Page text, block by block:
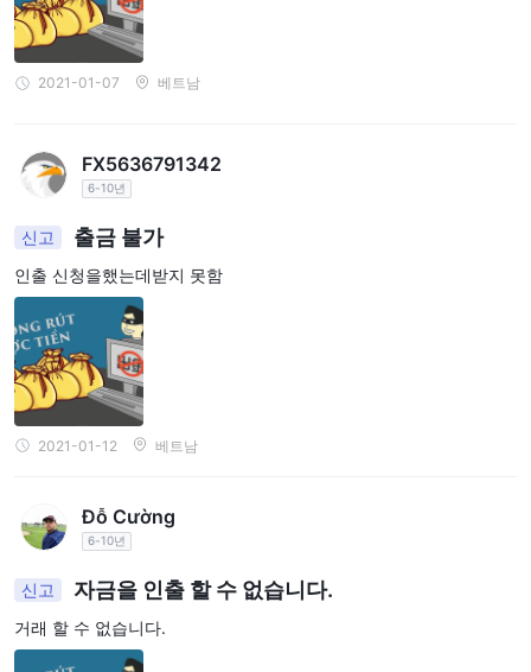
2021-01-07 베트남
FX5636791342
6-10년
신고 출금 불가
인출 신청을했는데받지 못함
2021-01-12 베트남
Đỗ Cường
6-10년
신고 자금을 인출 할 수 없습니다.
거래 할 수 없습니다.